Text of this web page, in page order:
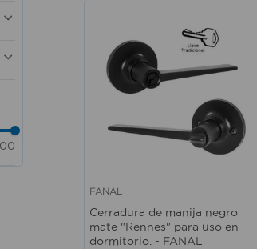
Vista rápida
FANAL
Cerradura de manija negro
mate "Rennes" para uso en
dormitorio. - FANAL